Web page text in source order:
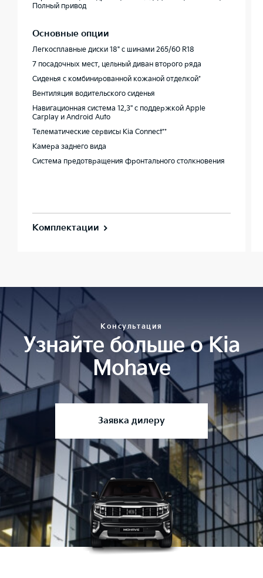
Полный привод
Основные опции
Легкосплавные диски 18" с шинами 265/60 R18
7 посадочных мест, цельный диван второго ряда
Сиденья с комбинированной кожаной отделкой*
Вентиляция водительского сиденья
Навигационная система 12,3'' с поддержкой Apple
Carplay и Android Auto
Телематические сервисы Kia Connect**
Камера заднего вида
Система предотвращения фронтального столкновения
Комплектации
Консультация
Узнайте больше о Kia
Mohave
Заявка дилеру